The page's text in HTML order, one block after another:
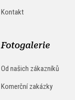
Kontakt
Fotogalerie
Od našich zákazníků
Komerční zakázky